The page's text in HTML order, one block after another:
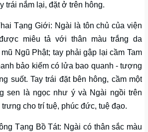
trái nắm lại, đặt ở trên hông.
Tạng Giới: Ngài là tôn chủ của viện
miêu tả với thân màu trắng da
Ngũ Phật; tay phải gập lại cầm Tam
bảo kiếm có lửa bao quanh - tượng
suốt. Tay trái đặt bên hông, cầm một
sen là ngọc như ý và Ngài ngồi trên
cho trí tuệ, phúc đức, tuệ đạo.
Tạng Bồ Tát: Ngài có thân sắc màu